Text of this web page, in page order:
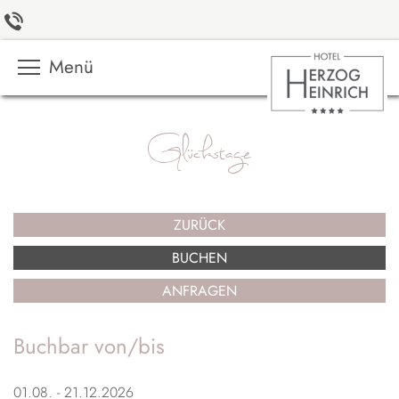
Menü
Glückstage
ZURÜCK
BUCHEN
ANFRAGEN
Buchbar von/bis
01.08. - 21.12.2026